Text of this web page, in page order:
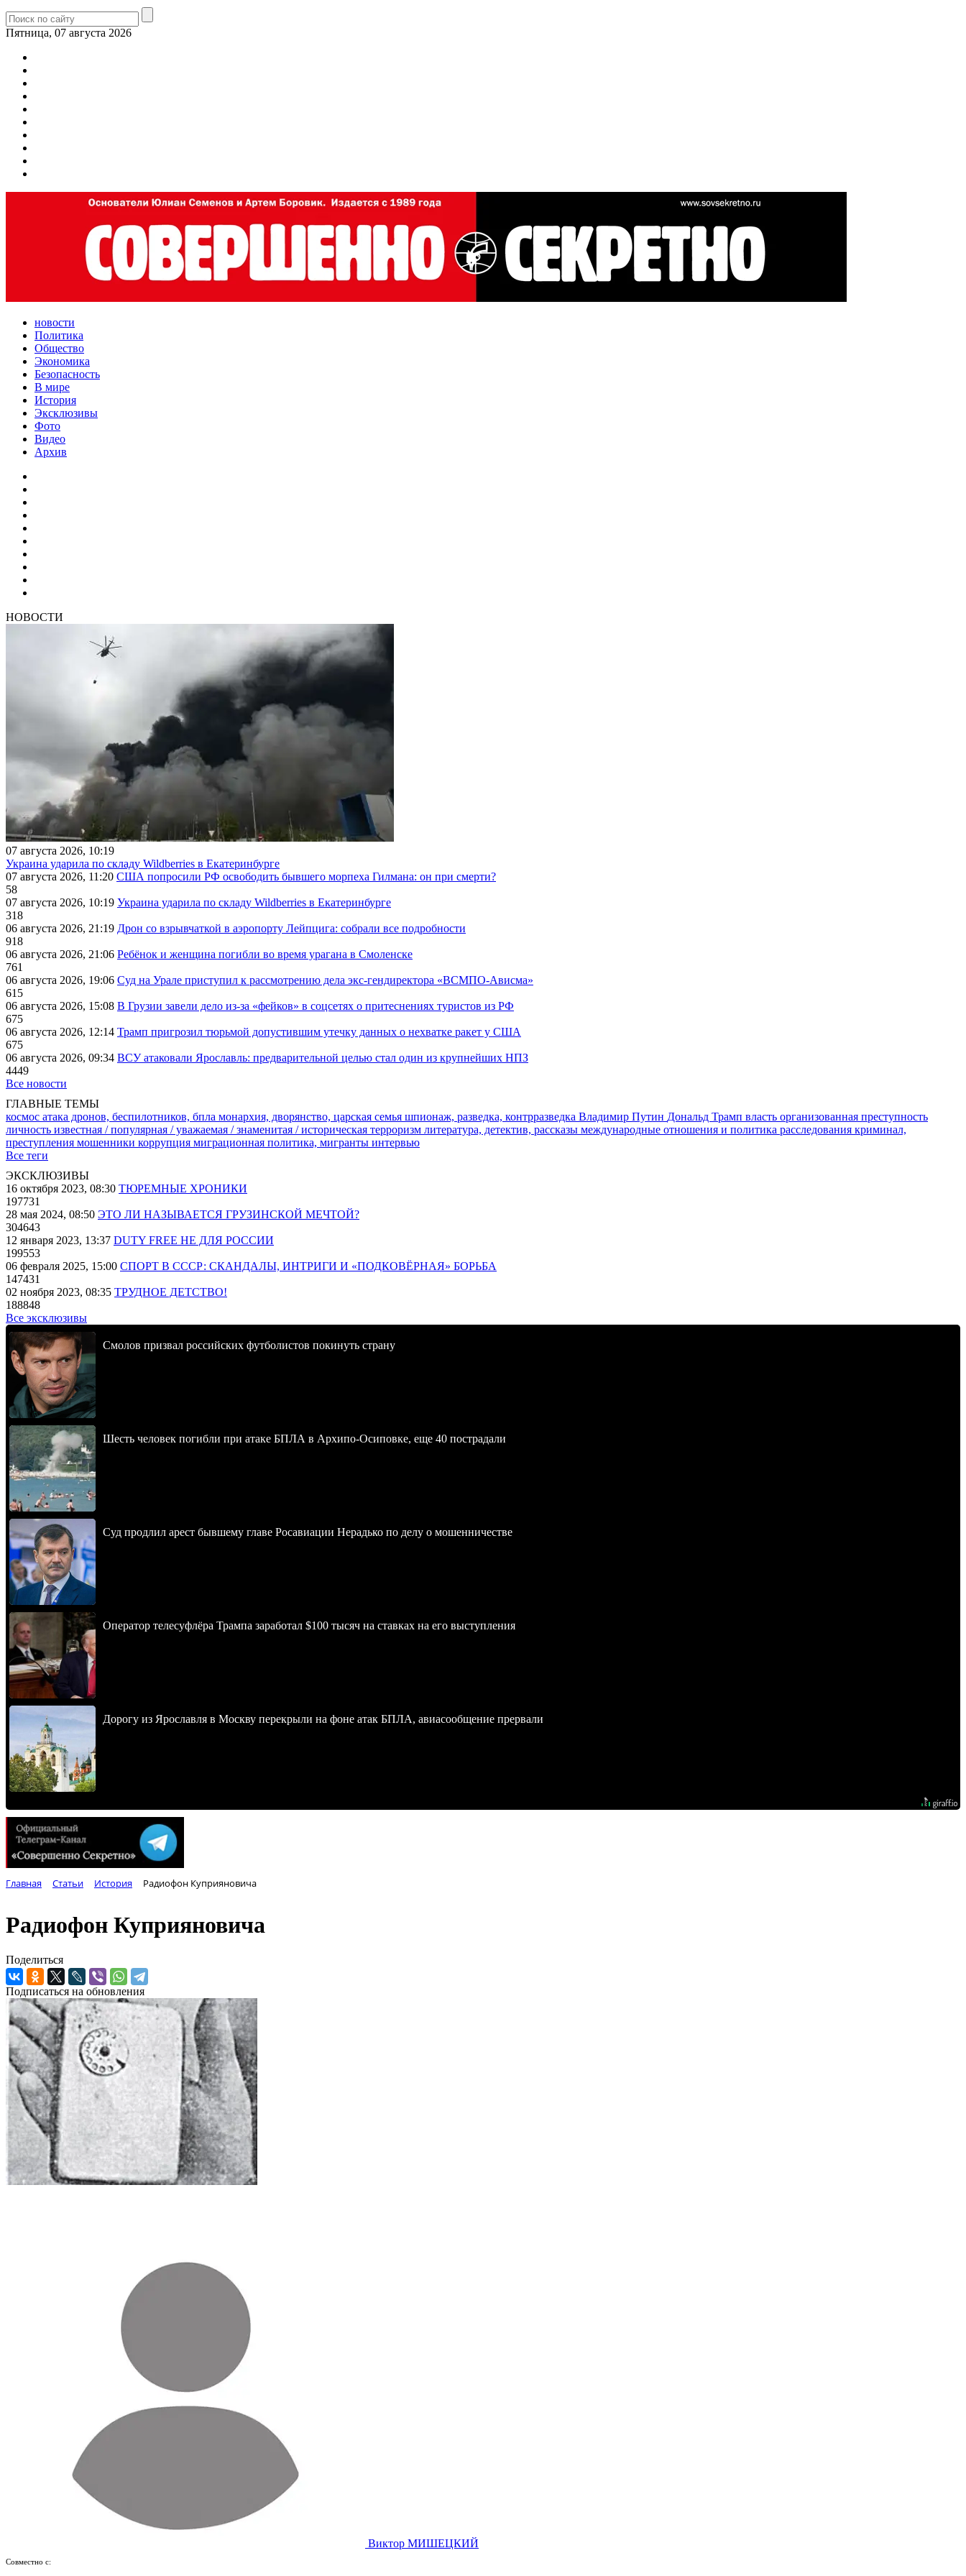
Пятница, 07 августа 2026
новости
Политика
Общество
Экономика
Безопасность
В мире
История
Эксклюзивы
Фото
Видео
Архив
НОВОСТИ
07 августа 2026, 10:19
Украина ударила по складу Wildberries в Екатеринбурге
07 августа 2026, 11:20 США попросили РФ освободить бывшего морпеха Гилмана: он при смерти?
58
07 августа 2026, 10:19 Украина ударила по складу Wildberries в Екатеринбурге
318
06 августа 2026, 21:19 Дрон со взрывчаткой в аэропорту Лейпцига: собрали все подробности
918
06 августа 2026, 21:06 Ребёнок и женщина погибли во время урагана в Смоленске
761
06 августа 2026, 19:06 Суд на Урале приступил к рассмотрению дела экс-гендиректора «ВСМПО-Ависма»
615
06 августа 2026, 15:08 В Грузии завели дело из-за «фейков» в соцсетях о притеснениях туристов из РФ
675
06 августа 2026, 12:14 Трамп пригрозил тюрьмой допустившим утечку данных о нехватке ракет у США
675
06 августа 2026, 09:34 ВСУ атаковали Ярославль: предварительной целью стал один из крупнейших НПЗ
4449
Все новости
ГЛАВНЫЕ ТЕМЫ
космос атака дронов, беспилотников, бпла монархия, дворянство, царская семья шпионаж, разведка, контрразведка Владимир Путин Дональд Трамп власть организованная преступность
личность известная / популярная / уважаемая / знаменитая / историческая терроризм литература, детектив, рассказы международные отношения и политика расследования криминал,
преступления мошенники коррупция миграционная политика, мигранты интервью
Все теги
ЭКСКЛЮЗИВЫ
16 октября 2023, 08:30 ТЮРЕМНЫЕ ХРОНИКИ
197731
28 мая 2024, 08:50 ЭТО ЛИ НАЗЫВАЕТСЯ ГРУЗИНСКОЙ МЕЧТОЙ?
304643
12 января 2023, 13:37 DUTY FREE НЕ ДЛЯ РОССИИ
199553
06 февраля 2025, 15:00 СПОРТ В СССР: СКАНДАЛЫ, ИНТРИГИ И «ПОДКОВЁРНАЯ» БОРЬБА
147431
02 ноября 2023, 08:35 ТРУДНОЕ ДЕТСТВО!
188848
Все эксклюзивы
Смолов призвал российских футболистов покинуть страну
Шесть человек погибли при атаке БПЛА в Архипо-Осиповке, еще 40 пострадали
Суд продлил арест бывшему главе Росавиации Нерадько по делу о мошенничестве
Оператор телесуфлёра Трампа заработал $100 тысяч на ставках на его выступления
Дорогу из Ярославля в Москву перекрыли на фоне атак БПЛА, авиасообщение прервали
Главная Статьи История Радиофон Куприяновича
Радиофон Куприяновича
Поделиться
Подписаться на обновления
Виктор МИШЕЦКИЙ
Совместно с: